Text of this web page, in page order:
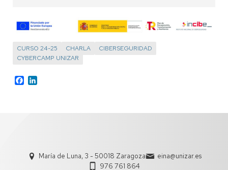
CURSO 24-25 CHARLA
CIBERSEGURIDAD
CYBERCAMP UNIZAR
Facebook
María de Luna, 3 - 50018 Zaragoza
eina@unizar.es
976 761 864